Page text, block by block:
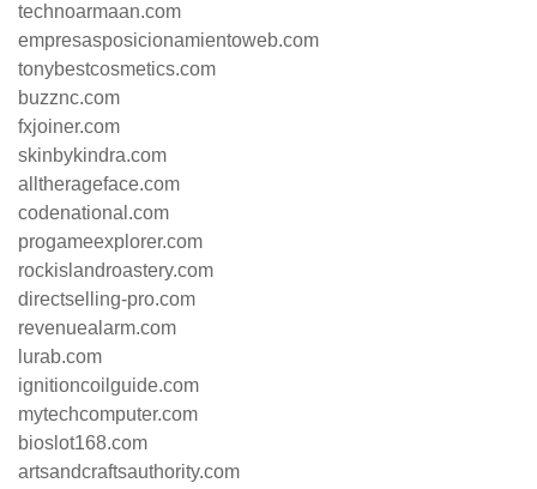
technoarmaan.com
empresasposicionamientoweb.com
tonybestcosmetics.com
buzznc.com
fxjoiner.com
skinbykindra.com
alltherageface.com
codenational.com
progameexplorer.com
rockislandroastery.com
directselling-pro.com
revenuealarm.com
lurab.com
ignitioncoilguide.com
mytechcomputer.com
bioslot168.com
artsandcraftsauthority.com